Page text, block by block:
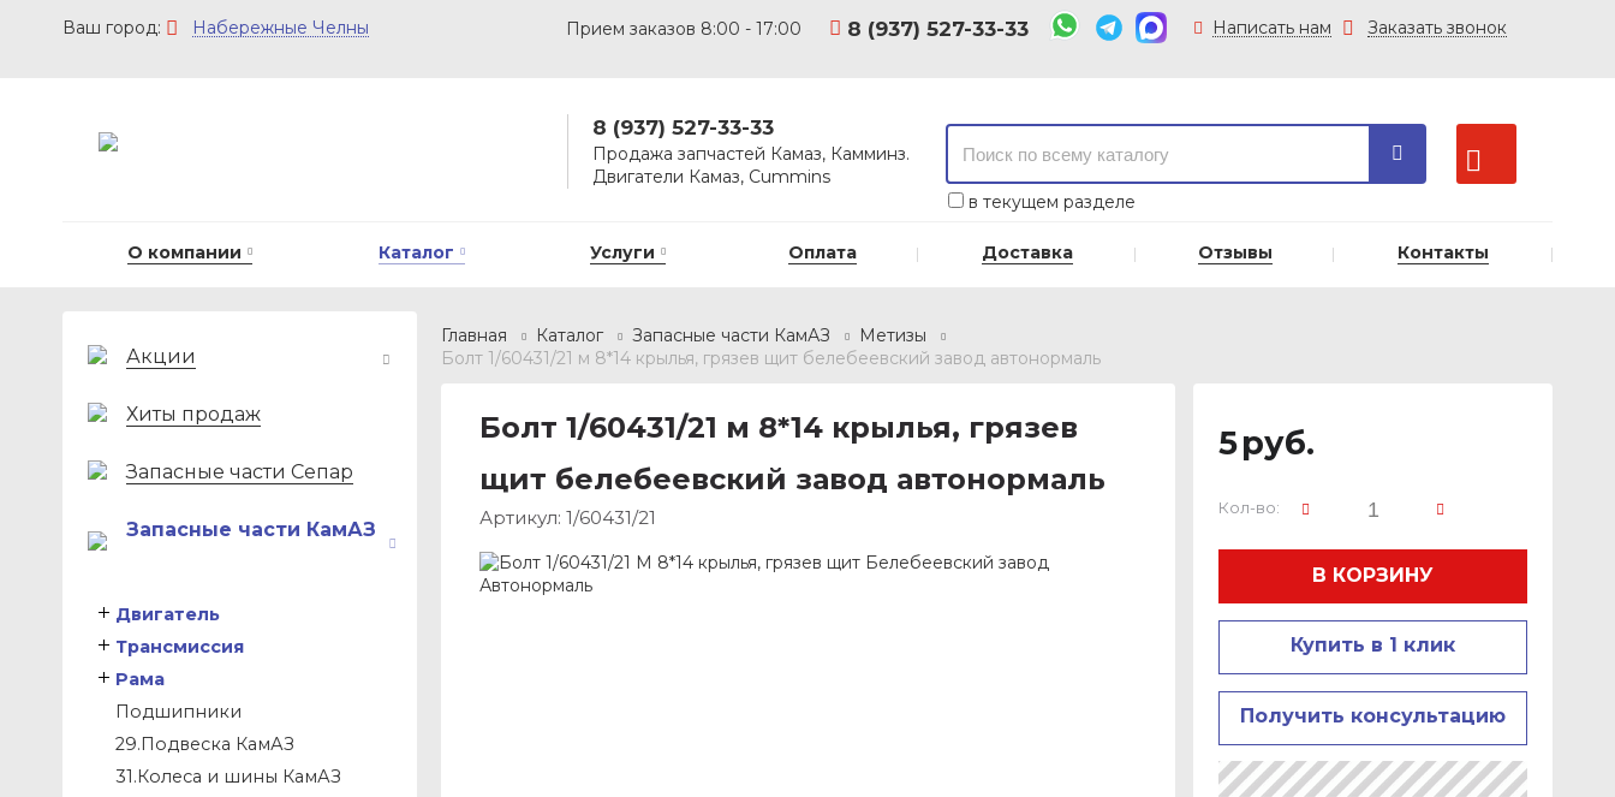
Набережные Челны Прием заказов 8:00 - 17:00 8 (937) 527-33-33 Написать нам Заказать звонок
8 (937) 527-33-33
Продажа запчастей Камаз, Камминз.
Двигатели Камаз, Cummins
в текущем разделе
О компании Каталог Услуги Оплата Доставка Отзывы Контакты
Акции
Хиты продаж
Запасные части Сепар
Запасные части КамАЗ
Двигатель
Трансмиссия
Рама
Подшипники
29.Подвеска КамАЗ
31.Колеса и шины КамАЗ
Главная Каталог Запасные части КамАЗ
Метизы
Болт 1/60431/21 м 8*14 крылья, грязев щит белебеевский завод автонормаль
Болт 1/60431/21 м 8*14 крылья, грязев
щит белебеевский завод автонормаль
Артикул: 1/60431/21
5руб.
Кол-во:
В КОРЗИНУ
Купить в 1 клик
Получить консультацию